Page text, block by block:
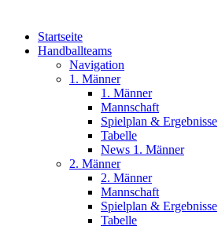
Startseite
Handballteams
Navigation
1. Männer
1. Männer
Mannschaft
Spielplan & Ergebnisse
Tabelle
News 1. Männer
2. Männer
2. Männer
Mannschaft
Spielplan & Ergebnisse
Tabelle